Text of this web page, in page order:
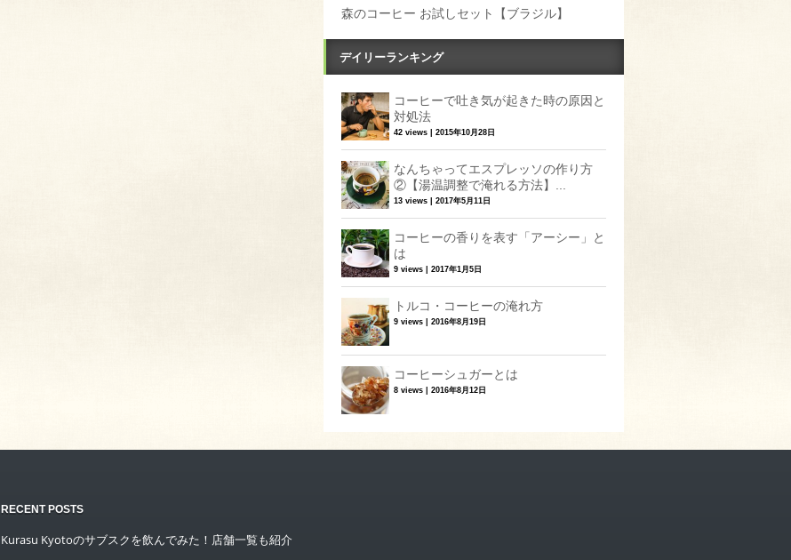
森のコーヒー お試しセット【ブラジル】
デイリーランキング
コーヒーで吐き気が起きた時の原因と
対処法
42 views 2015年10月28日
なんちゃってエスプレッソの作り方
②【湯温調整で淹れる方法】...
13 views 2017年5月11日
コーヒーの香りを表す「アーシー」と
は
9 views 2017年1月5日
トルコ・コーヒーの淹れ方
9 views 2016年8月19日
コーヒーシュガーとは
8 views 2016年8月12日
RECENT POSTS
Kurasu Kyotoのサブスクを飲んでみた！店舗一覧も紹介